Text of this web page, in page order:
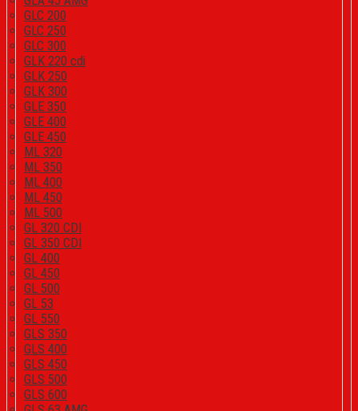
GLC 200
GLC 250
GLC 300
GLK 220 cdi
GLK 250
GLK 300
GLE 350
GLE 400
GLE 450
ML 320
ML 350
ML 400
ML 450
ML 500
GL 320 CDI
GL 350 CDI
GL 400
GL 450
GL 500
GL 53
GL 550
GLS 350
GLS 400
GLS 450
GLS 500
GLS 600